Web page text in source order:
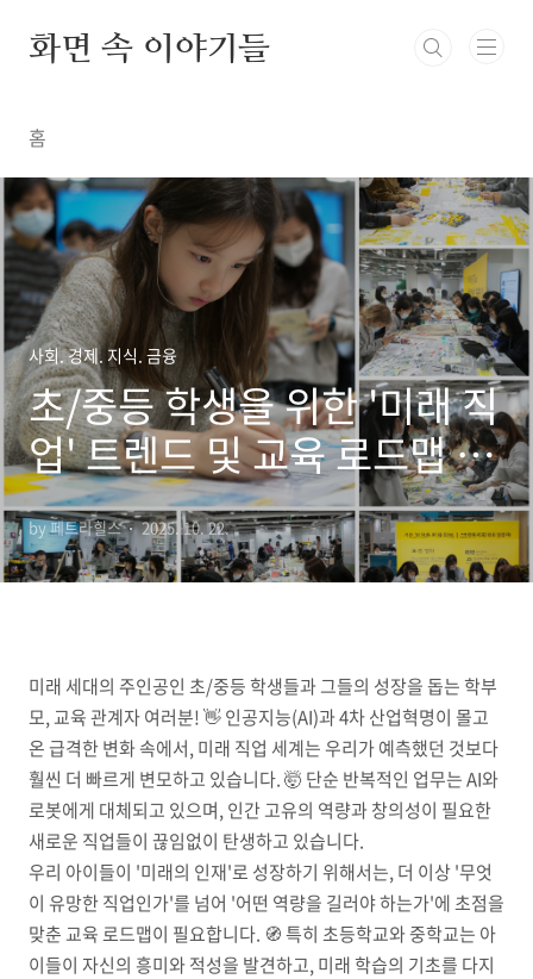
화면 속 이야기들
홈
사회. 경제. 지식. 금융
초/중등 학생을 위한 '미래 직
업' 트렌드 및 교육 로드맵 분
석
by 페트라힐스 2025. 10. 22.
미래 세대의 주인공인 초/중등 학생들과 그들의 성장을 돕는 학부
모, 교육 관계자 여러분! 👋 인공지능(AI)과 4차 산업혁명이 몰고
온 급격한 변화 속에서, 미래 직업 세계는 우리가 예측했던 것보다
훨씬 더 빠르게 변모하고 있습니다. 🤯 단순 반복적인 업무는 AI와
로봇에게 대체되고 있으며, 인간 고유의 역량과 창의성이 필요한
새로운 직업들이 끊임없이 탄생하고 있습니다.
우리 아이들이 '미래의 인재'로 성장하기 위해서는, 더 이상 '무엇
이 유망한 직업인가'를 넘어 '어떤 역량을 길러야 하는가'에 초점을
맞춘 교육 로드맵이 필요합니다. 🧭 특히 초등학교와 중학교는 아
이들이 자신의 흥미와 적성을 발견하고, 미래 학습의 기초를 다지